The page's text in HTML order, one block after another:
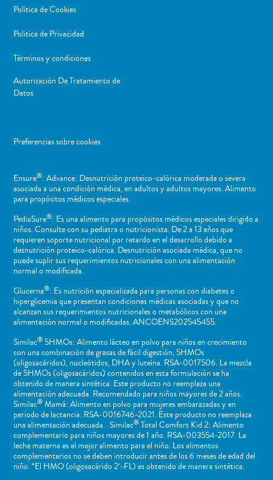
Política de Cookies
Politica de Privacidad
Términos y condiciones
Autorización De Tratamiento de
Datos
Preferencias sobre cookies
Ensure®: Advance: Desnutrición proteico-calórica moderada o severa
asociada a una condición médica, en adultos y adultos mayores. Alimento
para propósitos médicos especiales.
PediaSure®: Es una alimento para propósitos médicos especiales dirigido a
niños​. Consulte con su pediatra o nutricionista. De 2 a 13 años que
requieren soporte nutricional por retardo en el desarrollo debido a
desnutrición proteico-calórica. Desnutrición asociada médica, que no
puede suplir sus requerimientos nutricionales con una alimentación
normal o ​modificada.
Glucerna®: Es nutrición especializada para personas con diabetes o
hiperglicemia que presentan condiciones médicas asociadas y que no
alcanzan sus requerimientos nutricionales o metabólicos con una
alimentación normal o modificadas. ANCOENS202545455.
Similac®5HMOs: Alimento lácteo en polvo para niños en crecimiento
con una combinación de grasas de fácil digestión, 5HMOs
(oligosacáridos), nucleótidos, DHA y luteína. RSA-0017506. La mezcla
de 5HMOs (oligosacáridos) contenidos en esta formulación se ha
obtenido de manera sintética. Este producto no reemplaza una
alimentación adecuada. Recomendado para niños mayores de 2 años.
Similac®Mamá: Alimento en polvo para mujeres embarazadas y en
periodo de lactancia. RSA-0016746-2021. Este producto no reemplaza
una alimentación adecuada. Similac®Total Comfort Kid 2: Alimento
complementario para niños mayores de 1 año. RSA-003554-2017. La
leche materna es el mejor alimento para el niño. Los alimentos
complementarios no se deben introducir antes de los 6 meses de edad del
niño. *El HMO (oligosacárido 2’-FL) es obtenido de manera sintética.